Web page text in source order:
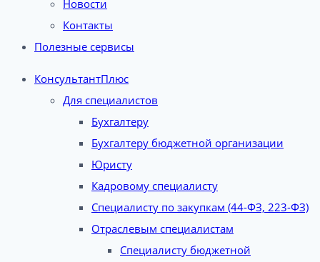
Новости
Контакты
Полезные сервисы
КонсультантПлюс
Для специалистов
Бухгалтеру
Бухгалтеру бюджетной организации
Юристу
Кадровому специалисту
Специалисту по закупкам (44-ФЗ, 223-ФЗ)
Отраслевым специалистам
Специалисту бюджетной